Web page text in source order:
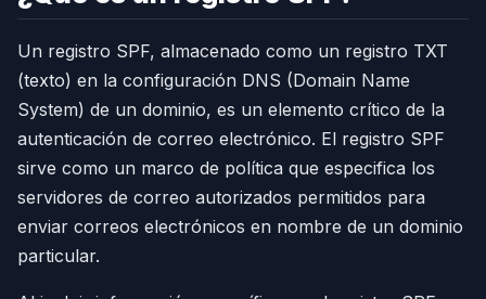
Un registro SPF, almacenado como un registro TXT
(texto) en la configuración DNS (Domain Name
System) de un dominio, es un elemento crítico de la
autenticación de correo electrónico. El registro SPF
sirve como un marco de política que especifica los
servidores de correo autorizados permitidos para
enviar correos electrónicos en nombre de un dominio
particular.